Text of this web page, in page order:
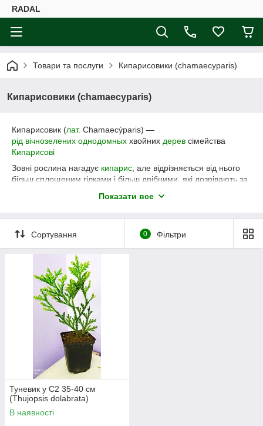
RADAL
Товари та послуги Кипарисовики (chamaecyparis)
Кипарисовики (chamaecyparis)
Кипарисовик (лат. Chamaecýparis) —
рід вічнозелених однодомных хвойних дерев сімейства
Кипарисові
Зовні рослина нагадує кипарис , але відрізняється від нього
більш сплощеним гілками і більш дрібними, які дозрівають за
(а не більше, як в кипариса) насінини.
Більшість видів морозостійкі.
Показати все
Сортування 0 Фільтри
Туневик у С2 35-40 см
(Thujopsis dolabrata)
В наявності